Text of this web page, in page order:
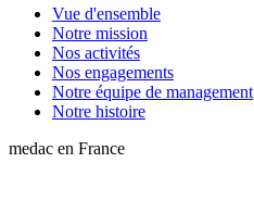
Vue d'ensemble
Notre mission
Nos activités
Nos engagements
Notre équipe de management
Notre histoire
medac en France